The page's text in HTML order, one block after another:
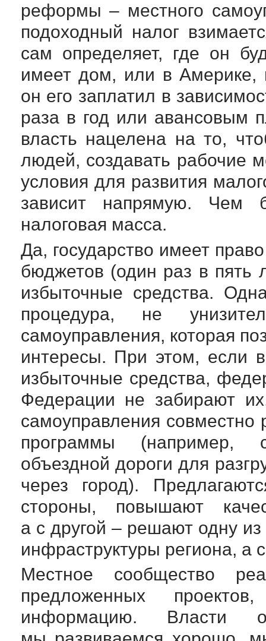
реформы – местного
подоходный налог
сам определяет, где он
имеет дом, или в Америке,
он его заплатил в
раза в год или авансовым
власть нацелена на то,
людей, создавать рабочие
условия для развития
зависит напрямую. Чем
налоговая масса.
Да, государство имеет
бюджетов (один раз в пять
избыточные средства.
процедура, не
самоуправления, которая
интересы. При этом, если
избыточные средства,
Федерации не забирают
самоуправления
программы (например,
объездной дороги для
через город).
стороны, повышают
а с другой – решают одну
инфраструктуры региона, а
Местное сообщество
предложенных
информацию. Власти